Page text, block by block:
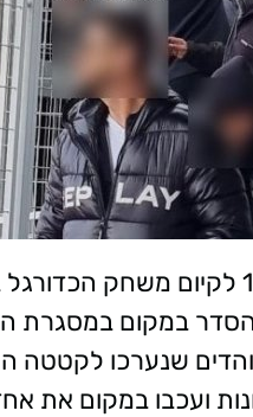
המשטרה נערכה בתאריך 13.1.23
הסדר במקום במסגרת
בין 2 מחנות האוהדים
ועכבו במקום את